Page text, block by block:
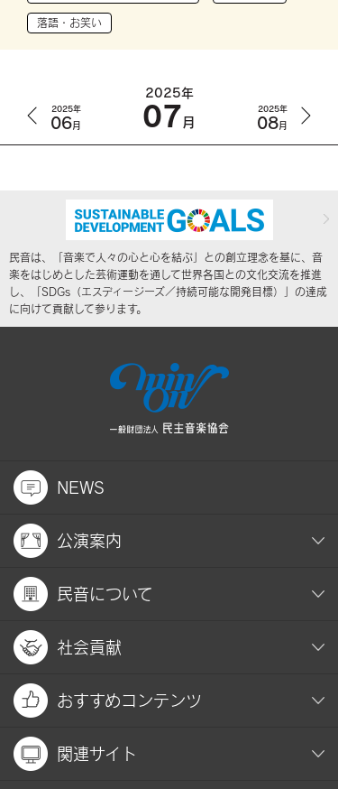
落語・お笑い
2025年
06月
2025年
07月
2025年
08月
民音は、「音楽で人々の心と心を結ぶ」との創立理念を基に、音
楽をはじめとした芸術運動を通して世界各国との文化交流を推進
し、「SDGs（エスディージーズ／持続可能な開発目標）」の達成
に向けて貢献して参ります。
NEWS
公演案内
民音について
社会貢献
おすすめコンテンツ
関連サイト